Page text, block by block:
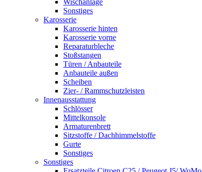
Sonstiges
Karosserie
Karosserie hinten
Karosserie vorne
Reparaturbleche
Stoßstangen
Türen / Anbauteile
Anbauteile außen
Scheiben
Zier- / Rammschutzleisten
Innenausstattung
Schlösser
Mittelkonsole
Armaturenbrett
Sitzstoffe / Dachhimmelstoffe
Gurte
Sonstiges
Sonstiges